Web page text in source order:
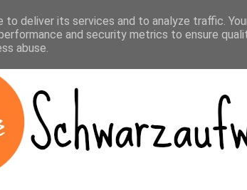
deliver its services and to analyze traffic.
and security metrics to ensure
abuse.